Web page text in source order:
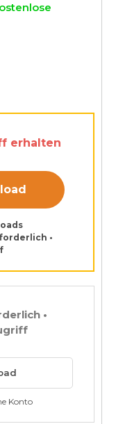
erhalten
•
•
Konto